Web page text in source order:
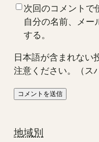
次回のコメントで
自分の名前、メー
する。
日本語が含まれない
注意ください。（ス
地域別